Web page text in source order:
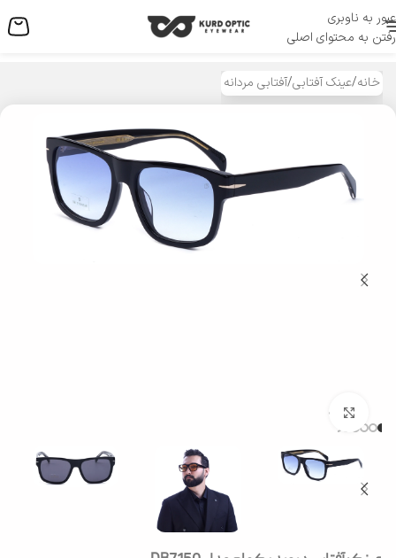
عبور به ناوبری
رفتن به محتوای اصلی
منو
خانه/عینک آفتابی/آفتابی مردانه
بزرگنمایی تصویر